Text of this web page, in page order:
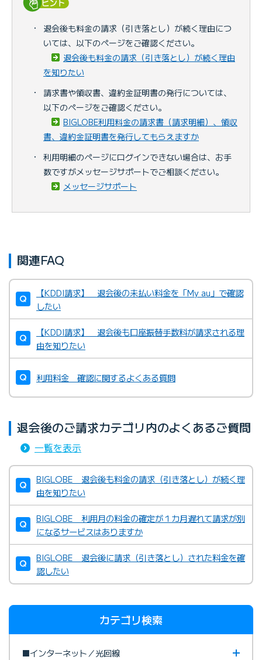
・
退会後も料金の請求（引き落とし）が続く理由につ
いては、以下のページをご確認ください。
退会後も料金の請求（引き落とし）が続く理由
を知りたい
・
請求書や領収書、違約金証明書の発行については、
以下のページをご確認ください。
BIGLOBE利用料金の請求書（請求明細）、領収
書、違約金証明書を発行してもらえますか
・
利用明細のページにログインできない場合は、お手
数ですがメッセージサポートでご相談ください。
メッセージサポート
関連FAQ
【KDDI請求】 退会後の未払い料金を「My au」で確認
したい
【KDDI請求】 退会後も口座振替手数料が請求される理
由を知りたい
利用料金 確認に関するよくある質問
退会後のご請求カテゴリ内のよくあるご質問
一覧を表示
BIGLOBE 退会後も料金の請求（引き落とし）が続く理
由を知りたい
BIGLOBE 利用月の料金の確定が１カ月遅れて請求が別
になるサービスはありますか
BIGLOBE 退会後に請求（引き落とし）された料金を確
認したい
カテゴリ検索
■インターネット／光回線